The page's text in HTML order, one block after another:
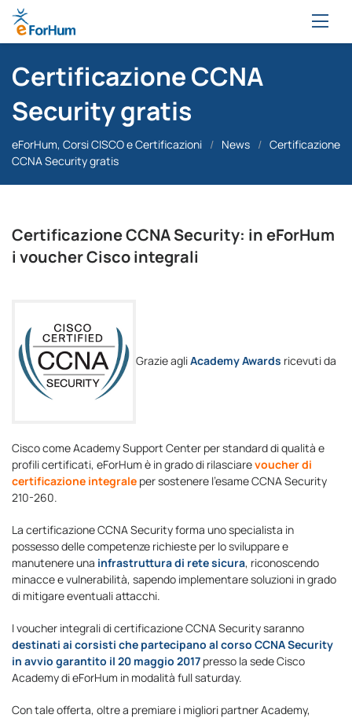
Certificazione CCNA
Security gratis
eForHum, Corsi CISCO e Certificazioni / News / Certificazione
CCNA Security gratis
Certificazione CCNA Security: in eForHum
i voucher Cisco integrali
Grazie agliAcademy Awards ricevuti da
Cisco come Academy Support Center per standard di qualità e
profili certificati, eForHum è in grado di rilasciarevoucher di
certificazione integrale per sostenere l’esame CCNA Security
210-260.
La certificazione CCNA Security forma uno specialista in
possesso delle competenze richieste per lo sviluppare e
manutenere una infrastruttura di rete sicura, riconoscendo
minacce e vulnerabilità, sapendo implementare soluzioni in grado
di mitigare eventuali attacchi.
I voucher integrali di certificazione CCNA Security saranno
destinati ai corsisti che partecipano al corso CCNA Security
in avvio garantito il 20 maggio 2017 presso la sede Cisco
Academy di eForHum in modalità full saturday.
Con tale offerta, oltre a premiare i migliori partner Academy,